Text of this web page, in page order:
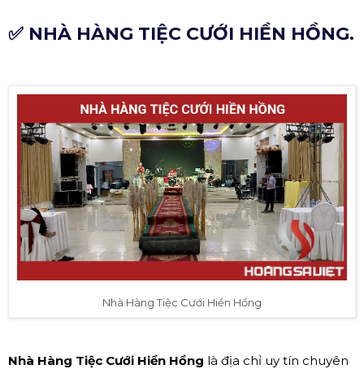
✅ NHÀ HÀNG TIỆC CƯỚI HIỀN HỒNG.
Nhà Hàng Tiệc Cưới Hiền Hồng
Nhà Hàng Tiệc Cưới Hiền Hồng là địa chỉ uy tín chuyên